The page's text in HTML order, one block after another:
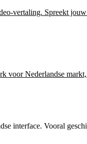
vertaling. Spreekt
voor Nederlandse
interface. Vooral